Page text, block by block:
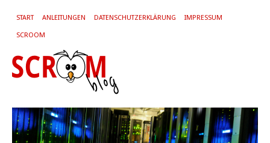
START ANLEITUNGEN DATENSCHUTZERKLÄRUNG IMPRESSUM
SCROOM